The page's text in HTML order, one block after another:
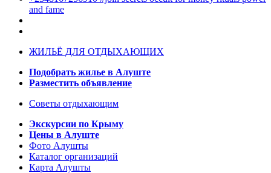
and fame
ЖИЛЬЁ ДЛЯ ОТДЫХАЮЩИХ
Подобрать жилье в Алуште
Разместить объявление
Советы отдыхающим
Экскурсии по Крыму
Цены в Алуште
Фото Алушты
Каталог организаций
Карта Алушты